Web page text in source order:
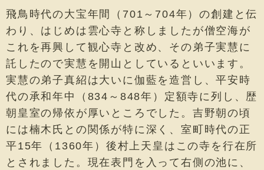
飛鳥時代の大宝年間（701～704年）の創建と伝
わり、はじめは雲心寺と称しましたが僧空海が
これを再興して観心寺と改め、その弟子実慧に
託したので実慧を開山としているといいます。
実慧の弟子真紹は大いに伽藍を造営し、平安時
代の承和年中（834～848年）定額寺に列し、歴
朝皇室の帰依が厚いところでした。吉野朝の頃
には楠木氏との関係が特に深く、室町時代の正
平15年（1360年）後村上天皇はこの寺を行在所
とされました。現在表門を入って右側の池に、